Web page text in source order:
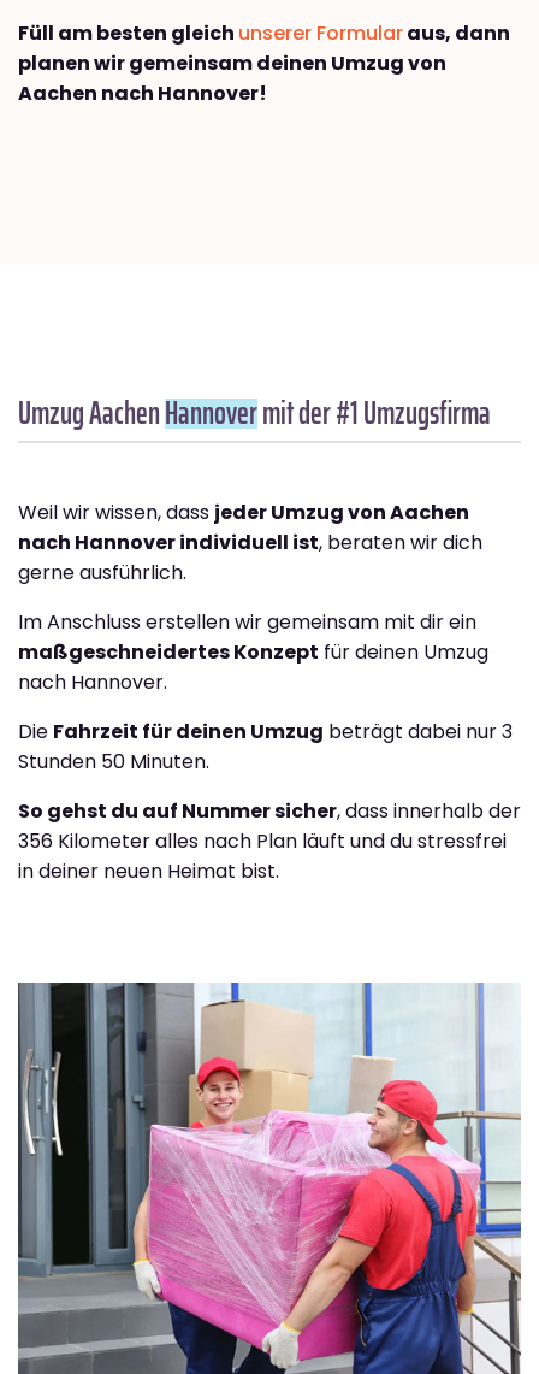
Füll am besten gleich unserer Formularaus, dann
planen wir gemeinsam deinen Umzug von
Aachen nach Hannover!
Umzug AachenHannovermit der #1 Umzugsfirma
Weil wir wissen, dass jeder Umzug von Aachen
nach Hannover individuell ist, beraten wir dich
gerne ausführlich.
Im Anschluss erstellen wir gemeinsam mit dir ein
maßgeschneidertes Konzept für deinen Umzug
nach Hannover.
Die Fahrzeit für deinen Umzug beträgt dabei nur 3
Stunden 50 Minuten.
So gehst du auf Nummer sicher, dass innerhalb der
356 Kilometer alles nach Plan läuft und du stressfrei
in deiner neuen Heimat bist.